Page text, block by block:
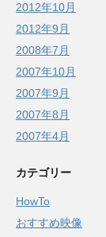
2012年10月
2012年9月
2008年7月
2007年10月
2007年9月
2007年8月
2007年4月
カテゴリー
HowTo
おすすめ映像